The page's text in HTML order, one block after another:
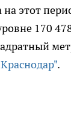
на этот
170
.